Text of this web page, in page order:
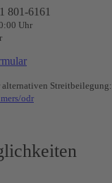
801-6161
Uhr
Streitbeilegung:
odr